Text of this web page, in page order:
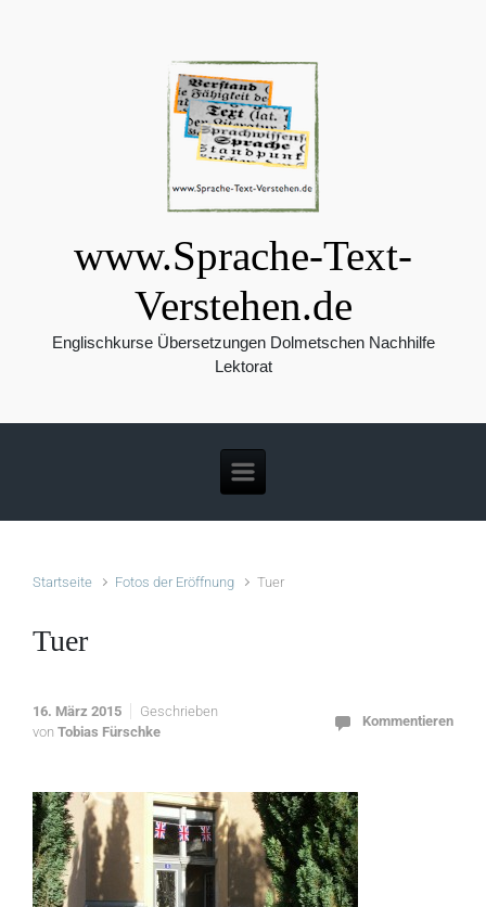
www.Sprache-Text-
Verstehen.de
Englischkurse Übersetzungen Dolmetschen Nachhilfe
Lektorat
Startseite Fotos der Eröffnung Tuer
Tuer
16. März 2015
Geschrieben
von Tobias Fürschke
Kommentieren